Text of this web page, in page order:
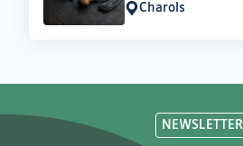
Lieu
:
Charols
NEWSLETTER